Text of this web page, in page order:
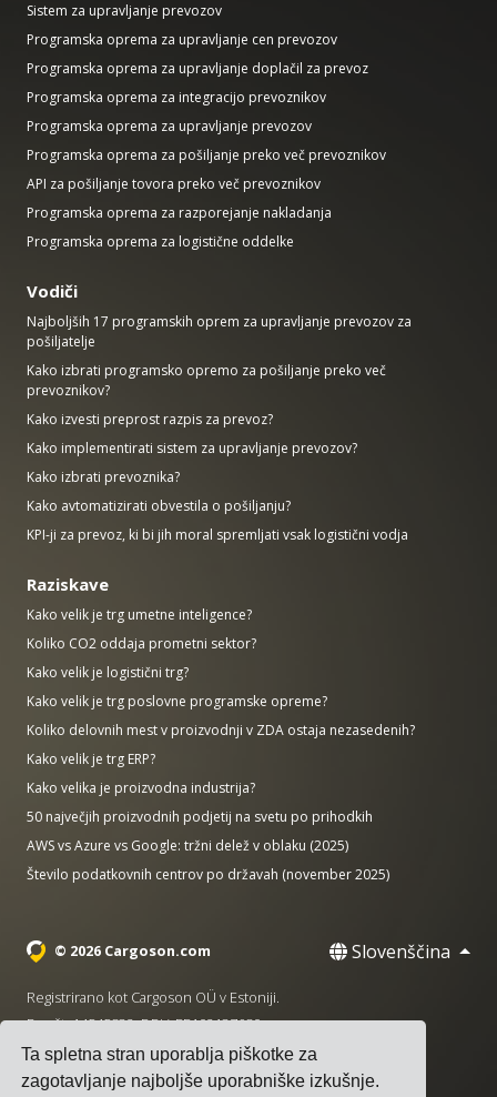
Ta spletna stran uporablja piškotke za
zagotavljanje najboljše uporabniške izkušnje.
Sistem za upravljanje prevozov
Programska oprema za upravljanje cen prevozov
Programska oprema za upravljanje doplačil za prevoz
Programska oprema za integracijo prevoznikov
Programska oprema za upravljanje prevozov
Programska oprema za pošiljanje preko več prevoznikov
API za pošiljanje tovora preko več prevoznikov
Programska oprema za razporejanje nakladanja
Programska oprema za logistične oddelke
Vodiči
Najboljših 17 programskih oprem za upravljanje prevozov za
pošiljatelje
Kako izbrati programsko opremo za pošiljanje preko več
prevoznikov?
Kako izvesti preprost razpis za prevoz?
Kako implementirati sistem za upravljanje prevozov?
Kako izbrati prevoznika?
Kako avtomatizirati obvestila o pošiljanju?
KPI-ji za prevoz, ki bi jih moral spremljati vsak logistični vodja
Raziskave
Kako velik je trg umetne inteligence?
Koliko CO2 oddaja prometni sektor?
Kako velik je logistični trg?
Kako velik je trg poslovne programske opreme?
Koliko delovnih mest v proizvodnji v ZDA ostaja nezasedenih?
Kako velik je trg ERP?
Kako velika je proizvodna industrija?
50 največjih proizvodnih podjetij na svetu po prihodkih
AWS vs Azure vs Google: tržni delež v oblaku (2025)
Število podatkovnih centrov po državah (november 2025)
© 2026 Cargoson.com Slovenščina
Registrirano kot Cargoson OÜ v Estoniji.
Reg št: 14545832. DDV: EE102137680.
Sedež: Pärnu mnt. 141, 11314 Talin, Estonija